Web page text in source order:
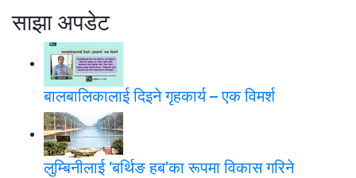
साझा अपडेट
बालबालिकालाई दिइने गृहकार्य – एक विमर्श
लुम्बिनीलाई ‘बर्थिङ हब’का रूपमा विकास गरिने